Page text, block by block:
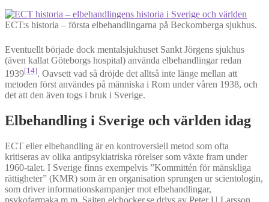
ECT:s historia – första elbehandlingarna på Beckomberga sjukhus.
Eventuellt började dock mentalsjukhuset Sankt Jörgens sjukhus
(även kallat Göteborgs hospital) använda elbehandlingar redan
1939[14]. Oavsett vad så dröjde det alltså inte länge mellan att
metoden först användes på människa i Rom under våren 1938, och
det att den även togs i bruk i Sverige.
Elbehandling i Sverige och världen idag
ECT eller elbehandling är en kontroversiell metod som ofta
kritiseras av olika antipsykiatriska rörelser som växte fram under
1960-talet. I Sverige finns exempelvis ”Kommittén för mänskliga
rättigheter” (KMR) som är en organisation sprungen ur scientologin,
som driver informationskampanjer mot elbehandlingar,